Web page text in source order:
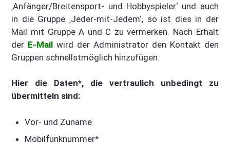
‚Anfänger/Breitensport- und Hobbyspieler‘ und auch
in die Gruppe ‚Jeder-mit-Jedem‘, so ist dies in der
Mail mit Gruppe A und C zu vermerken. Nach Erhalt
der E-Mail wird der Administrator den Kontakt den
Gruppen schnellstmöglich hinzufügen.
Hier die Daten*, die vertraulich unbedingt zu
übermitteln sind:
Vor- und Zuname
Mobilfunknummer*